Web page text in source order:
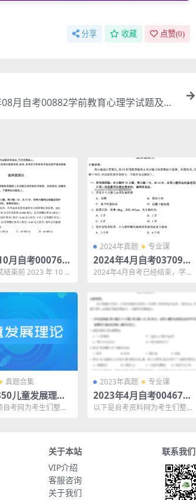
分享 收藏 点赞(0)
月自考00882学前教育心理学试题及答
月自考00076国
题及答案
束前 2023 年 10 月
2024年真题 专业课
2024年4月自考03709马
克思主义基本原理概论 真
2024年4月自考已经结束，学硕
真题合集
儿童发展理论
及答案
自考网为考生们整理
2023年真题 专业课
2023年4月自考00467课
程与教学论真题及答案
以下是自考资料网为考生们整理
关于本站
VIP介绍
客服咨询
关于我们
联系我们